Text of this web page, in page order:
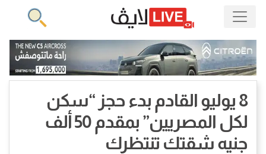
8 يوليو القادم بدء حجز “سكن
لكل المصريين” بمقدم 50 ألف
جنيه شقتك تنتظرك